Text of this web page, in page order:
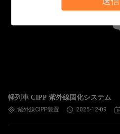
軽列車 CIPP 紫外線固化システム
紫外線CIPP装置 2025-12-09